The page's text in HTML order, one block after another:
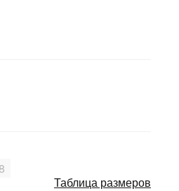
Таблица размеров